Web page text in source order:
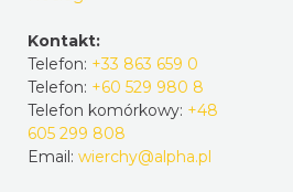
Kontakt:
Telefon: +33 863 659 0
Telefon: +60 529 980 8
Telefon komórkowy: +48
605 299 808
Email: wierchy@alpha.pl